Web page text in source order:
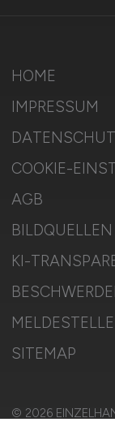
HOME
IMPRESSUM
COOKIE-
AGB
BILDQUELLEN
KI-
MELDESTELLE
SITEMAP
© 2026